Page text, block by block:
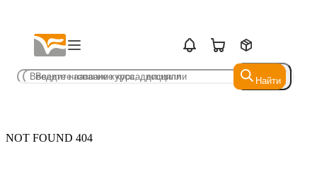
Найти
Найти
NOT FOUND 404